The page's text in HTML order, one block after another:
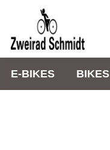
E-BIKES BIKES